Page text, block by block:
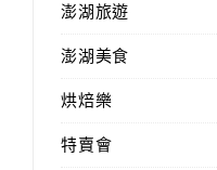
澎湖旅遊
澎湖美食
烘焙樂
特賣會